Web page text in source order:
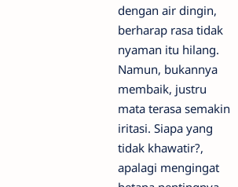
dengan air dingin,
berharap rasa tidak
nyaman itu hilang.
Namun, bukannya
membaik, justru
mata terasa semakin
iritasi. Siapa yang
tidak khawatir?,
apalagi mengingat